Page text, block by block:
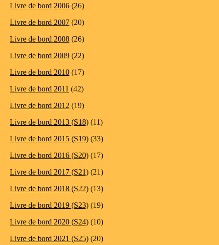
Livre de bord 2006 (26)
Livre de bord 2007 (20)
Livre de bord 2008 (26)
Livre de bord 2009 (22)
Livre de bord 2010 (17)
Livre de bord 2011 (42)
Livre de bord 2012 (19)
Livre de bord 2013 (S18) (11)
Livre de bord 2015 (S19) (33)
Livre de bord 2016 (S20) (17)
Livre de bord 2017 (S21) (21)
Livre de bord 2018 (S22) (13)
Livre de bord 2019 (S23) (19)
Livre de bord 2020 (S24) (10)
Livre de bord 2021 (S25) (20)